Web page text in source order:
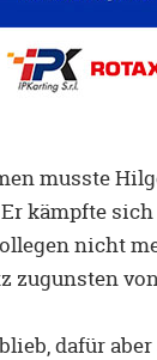
musste
kämpfte
nicht
zugunsten
dafür